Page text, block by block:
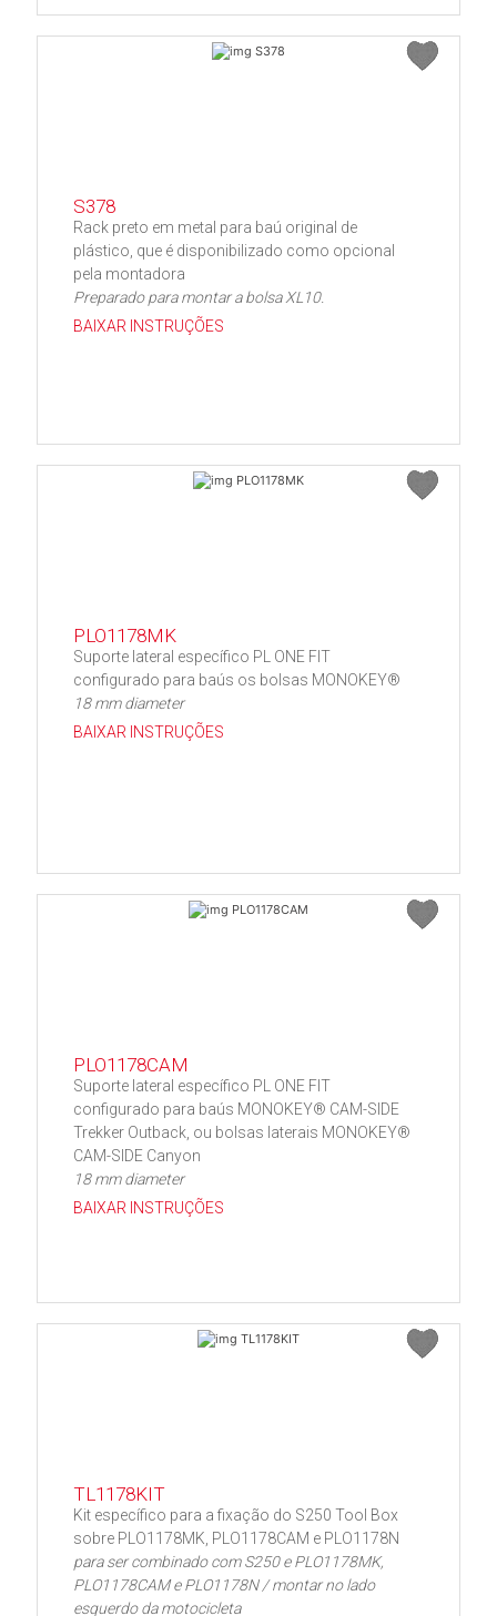
S378
Rack preto em metal para baú original de
plástico, que é disponibilizado como opcional
pela montadora
Preparado para montar a bolsa XL10.
BAIXAR INSTRUÇÕES
PLO1178MK
Suporte lateral específico PL ONE FIT
configurado para baús os bolsas MONOKEY®
18 mm diameter
BAIXAR INSTRUÇÕES
PLO1178CAM
Suporte lateral específico PL ONE FIT
configurado para baús MONOKEY® CAM-SIDE
Trekker Outback, ou bolsas laterais MONOKEY®
CAM-SIDE Canyon
18 mm diameter
BAIXAR INSTRUÇÕES
TL1178KIT
Kit específico para a fixação do S250 Tool Box
sobre PLO1178MK, PLO1178CAM e PLO1178N
para ser combinado com S250 e PLO1178MK,
PLO1178CAM e PLO1178N / montar no lado
esquerdo da motocicleta